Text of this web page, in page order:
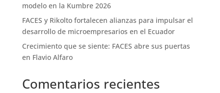
modelo en la Kumbre 2026
FACES y Rikolto fortalecen alianzas para impulsar el
desarrollo de microempresarios en el Ecuador
Crecimiento que se siente: FACES abre sus puertas
en Flavio Alfaro
Comentarios recientes